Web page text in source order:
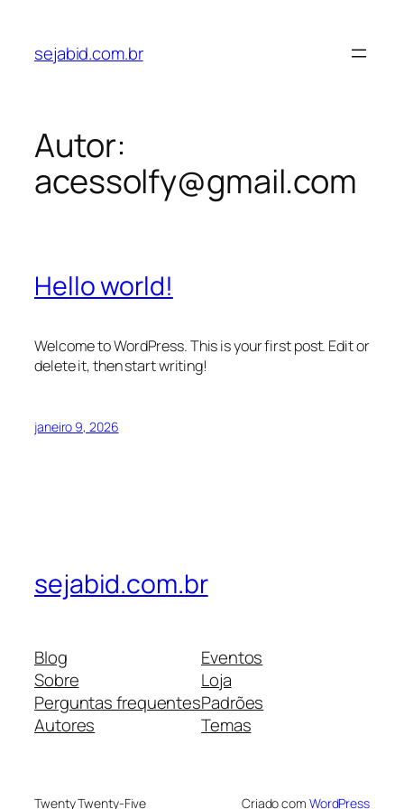
sejabid.com.br
Autor:
acessolfy@gmail.com
Hello world!
Welcome to WordPress. This is your first post. Edit or
delete it, then start writing!
janeiro 9, 2026
sejabid.com.br
Blog
Sobre
Perguntas frequentes
Autores
Eventos
Loja
Padrões
Temas
Twenty Twenty-Five Criado com WordPress